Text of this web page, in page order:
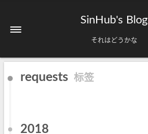
SinHub's Blog
それはどうかな
requests 标签
2018